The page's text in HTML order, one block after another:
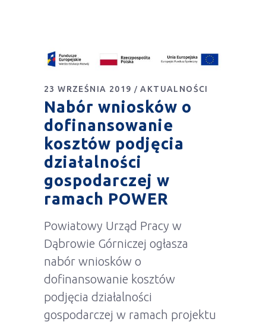
23 WRZEŚNIA 2019 AKTUALNOŚCI
Nabór wniosków o
dofinansowanie
kosztów podjęcia
działalności
gospodarczej w
ramach POWER
Powiatowy Urząd Pracy w
Dąbrowie Górniczej ogłasza
nabór wniosków o
dofinansowanie kosztów
podjęcia działalności
gospodarczej w ramach projektu